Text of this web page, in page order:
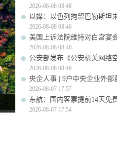
2026-08-08 08:48
以媒：以色列拘留巴勒斯坦
2026-08-08 08:46
美国上诉法院维持对白宫宴
2026-08-08 08:46
公安部发布《公安机关网络
2026-08-08 08:46
央企人事 | 9户中央企业外部
2026-08-07 17:57
东航：国内客票提前14天免
2026-08-07 17:54